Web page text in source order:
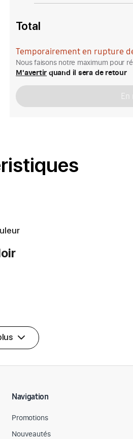
Total
Temporairement en rupture
Nous faisons notre maximum pour
M'avertir quand il sera de retour
Navigation
Promotions
Nouveautés